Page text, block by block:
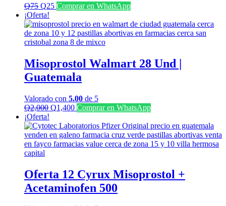
Q75 El
precio
original
era:
Q75.
Q25El
actual
es:
Q25.
Comprar en WhatsApp
¡Oferta!
Misoprostol Walmart 28 Und |
Guatemala
Valorado con 5.00 de 5
Q2,000 El
original
era:
Q2,000.
Q1,400El
actual
es:
Q1,400.
Comprar en WhatsApp
¡Oferta!
Oferta 12 Cyrux Misoprostol +
Acetaminofen 500